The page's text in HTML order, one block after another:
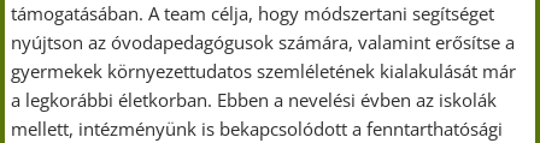
támogatásában. A team célja, hogy módszertani segítséget
nyújtson az óvodapedagógusok számára, valamint erősítse a
gyermekek környezettudatos szemléletének kialakulását már
a legkorábbi életkorban. Ebben a nevelési évben az iskolák
mellett, intézményünk is bekapcsolódott a fenntarthatósági